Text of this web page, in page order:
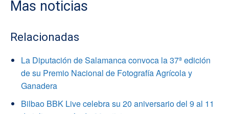
Mas noticias
Relacionadas
La Diputación de Salamanca convoca la 37ª edición
de su Premio Nacional de Fotografía Agrícola y
Ganadera
Bilbao BBK Live celebra su 20 aniversario del 9 al 11